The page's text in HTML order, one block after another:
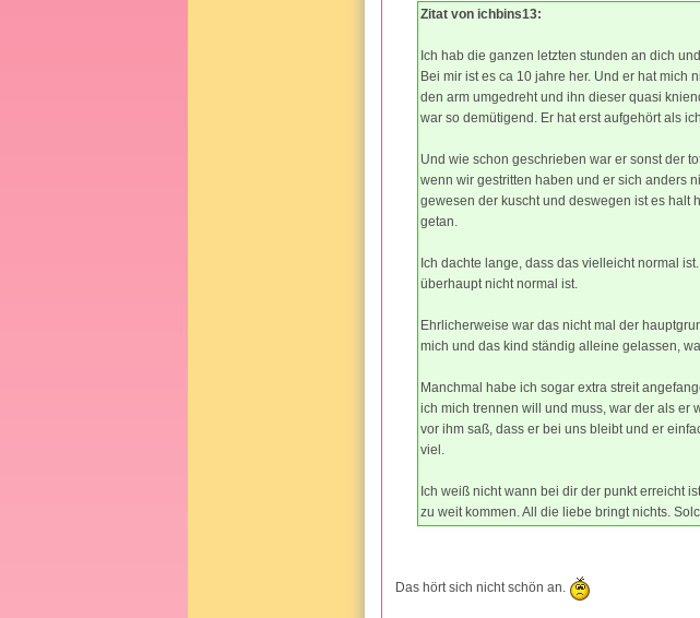
Zitat von ichbins13:
Ich hab die ganzen letzten stunden an dich
Bei mir ist es ca 10 jahre her. Und er hat mich
den arm umgedreht und ihn dieser quasi
war so demütigend. Er hat erst aufgehört als
Und wie schon geschrieben war er sonst der
wenn wir gestritten haben und er sich anders
gewesen der kuscht und deswegen ist es halt
getan.
Ich dachte lange, dass das vielleicht normal
überhaupt nicht normal ist.
Ehrlicherweise war das nicht mal der
mich und das kind ständig alleine gelassen,
Manchmal habe ich sogar extra streit
ich mich trennen will und muss, war der als
vor ihm saß, dass er bei uns bleibt und er
viel.
Ich weiß nicht wann bei dir der punkt erreicht
zu weit kommen. All die liebe bringt nichts.
Das hört sich nicht schön an.